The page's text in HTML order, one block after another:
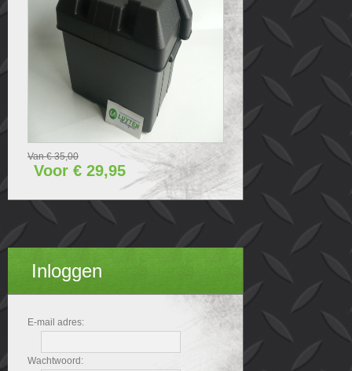
afmetingen accubak inclusief deksel): L x B x
H (mm) 340x240x280.
Van € 35,00
Voor € 29,95
Inloggen
E-mail adres:
Wachtwoord: